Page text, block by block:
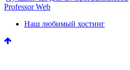
Professor Web
Наш любимый хостинг